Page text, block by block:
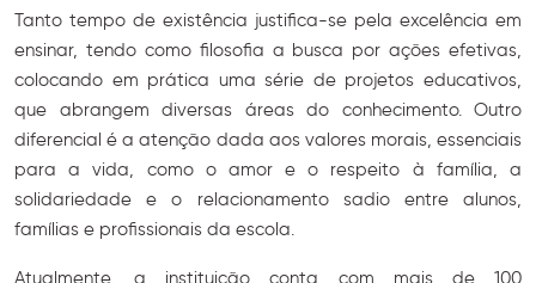
Tanto tempo de existência justifica-se pela excelência em
ensinar, tendo como filosofia a busca por ações efetivas,
colocando em prática uma série de projetos educativos,
que abrangem diversas áreas do conhecimento. Outro
diferencial é a atenção dada aos valores morais, essenciais
para a vida, como o amor e o respeito à família, a
solidariedade e o relacionamento sadio entre alunos,
famílias e profissionais da escola.
Atualmente, a instituição conta com mais de 100